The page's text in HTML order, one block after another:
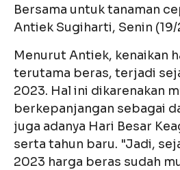
Bersama untuk tanaman
Antiek Sugiharti, Senin
Menurut Antiek, kenaikan
terutama beras, terjadi
2023. Hal ini dikarenakan
berkepanjangan sebagai
juga adanya Hari Besar
serta tahun baru. "Jadi,
2023 harga beras sudah